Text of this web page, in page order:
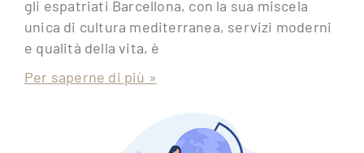
gli espatriati Barcellona, con la sua miscela
unica di cultura mediterranea, servizi moderni
e qualità della vita, è
Per saperne di più »